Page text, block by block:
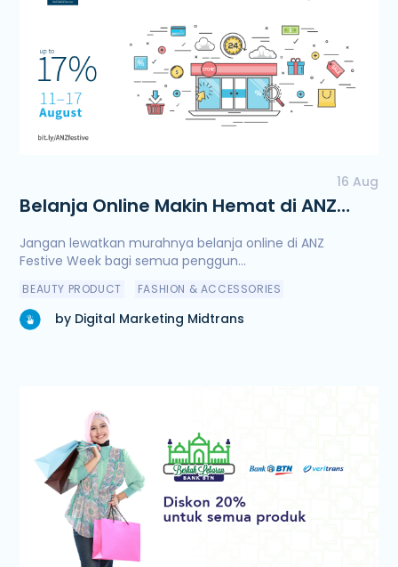
16 Aug
Belanja Online Makin Hemat di ANZ
Festive Week!
Jangan lewatkan murahnya belanja online di ANZ
Festive Week bagi semua penggun...
BEAUTY PRODUCT FASHION & ACCESSORIES
by Digital Marketing Midtrans